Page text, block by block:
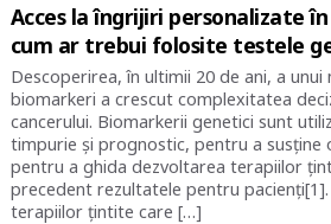
Acces la îngrijiri personalizate
cum ar trebui folosite testele
Descoperirea, în ultimii 20 de ani, a
biomarkeri a crescut complexitatea
cancerului. Biomarkerii genetici sunt
timpurie și prognostic, pentru a susține
pentru a ghida dezvoltarea terapiilor
precedent rezultatele pentru
terapiilor țintite care […]